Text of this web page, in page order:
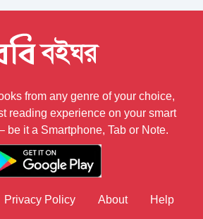
from any genre of your choice,
reading experience on your smart
be it a Smartphone, Tab or Note.
Privacy Policy About Help